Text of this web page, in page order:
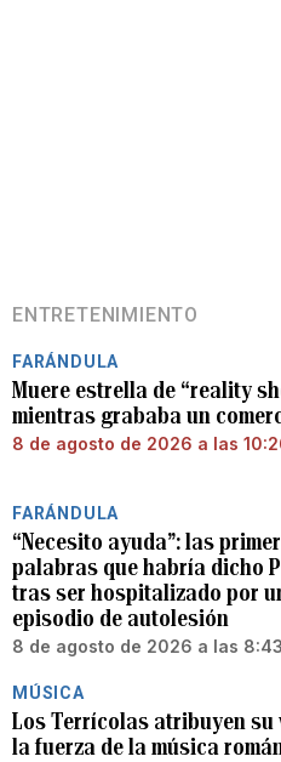
ENTRETENIMIENTO
FARÁNDULA
Muere estrella de “reality
mientras grababa un
8 de agosto de 2026 a las
FARÁNDULA
“Necesito ayuda”: las
palabras que habría dicho
tras ser hospitalizado por
episodio de autolesión
8 de agosto de 2026 a las
MÚSICA
Los Terrícolas atribuyen su
la fuerza de la música